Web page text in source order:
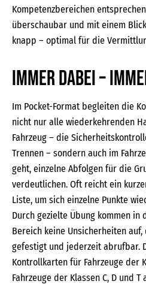
Kompetenzbereichen
überschaubar und mit einem
knapp – optimal für die
Immer dabei –
Im Pocket-Format begleiten die
nicht nur alle wiederkehrenden
Fahrzeug – die
Trennen – sondern auch im
geht, einzelne Abfolgen für die
verdeutlichen. Oft reicht ein
Liste, um sich einzelne Punkte
Durch gezielte Übung kommen in
Bereich keine Unsicherheiten
gefestigt und jederzeit abrufbar.
Kontrollkarten für Fahrzeuge der
Fahrzeuge der Klassen C, D und